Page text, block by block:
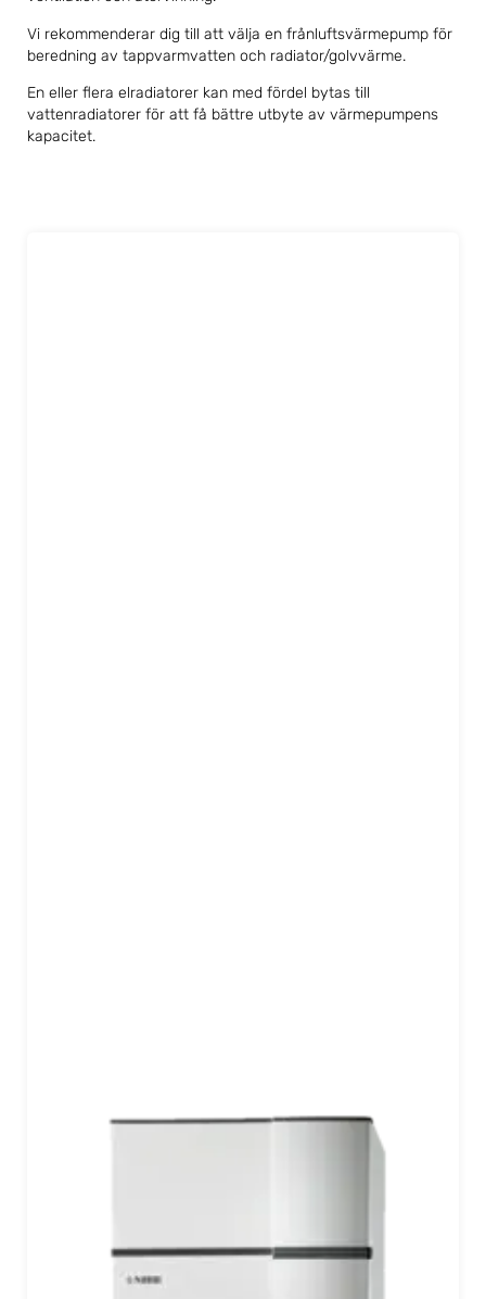
Vi rekommenderar dig till att välja en frånluftsvärmepump för
beredning av tappvarmvatten och radiator/golvvärme.
En eller flera elradiatorer kan med fördel bytas till
vattenradiatorer för att få bättre utbyte av värmepumpens
kapacitet.